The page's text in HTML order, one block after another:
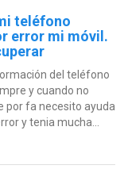
teléfono
error mi móvil.
del teléfono
y cuando no
por fa necesito ayuda
y tenia mucha...